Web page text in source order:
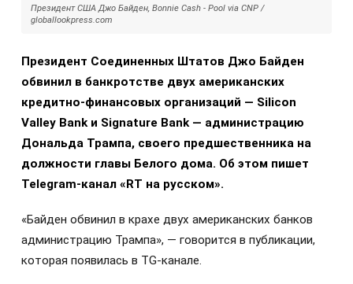
Президент США Джо Байден, Bonnie Cash - Pool via CNP /
globallookpress.com
Президент Соединенных Штатов Джо Байден
обвинил в банкротстве двух американских
кредитно-финансовых организаций — Silicon
Valley Bank и Signature Bank — администрацию
Дональда Трампа, своего предшественника на
должности главы Белого дома. Об этом пишет
Telegram-канал «RT на русском».
«Байден обвинил в крахе двух американских банков
администрацию Трампа», — говорится в публикации,
которая появилась в TG-канале.